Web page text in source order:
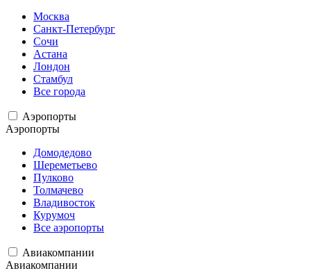
Москва
Санкт-Петербург
Сочи
Астана
Лондон
Стамбул
Все города
Аэропорты
Аэропорты
Домодедово
Шереметьево
Пулково
Толмачево
Владивосток
Курумоч
Все аэропорты
Авиакомпании
Авиакомпании